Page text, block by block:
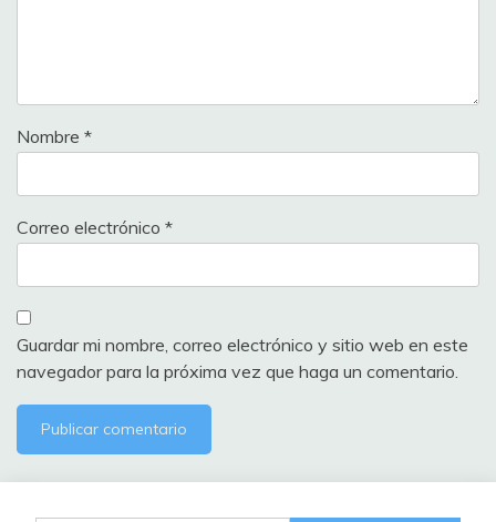
Nombre *
Correo electrónico *
Guardar mi nombre, correo electrónico y sitio web en este
navegador para la próxima vez que haga un comentario.